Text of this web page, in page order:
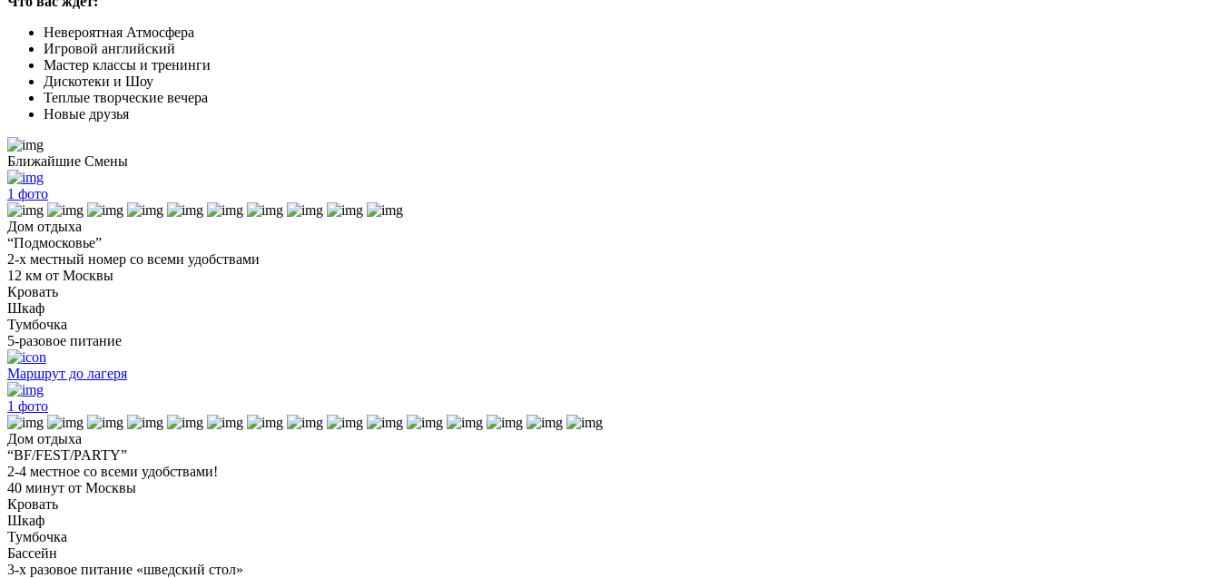
Невероятная Атмосфера
Игровой английский
Мастер классы и тренинги
Дискотеки и Шоу
Теплые творческие вечера
Новые друзья
Ближайшие Смены
1 фото
Дом отдыха
“Подмосковье”
2-х местный номер со всеми удобствами
12 км от Москвы
Кровать
Шкаф
Тумбочка
5-разовое питание
Маршрут до лагеря
1 фото
Дом отдыха
“BF/FEST/PARTY”
2-4 местное со всеми удобствами!
40 минут от Москвы
Кровать
Шкаф
Тумбочка
Бассейн
3-х разовое питание «шведский стол»